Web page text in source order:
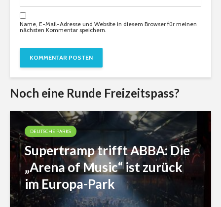
Name, E-Mail-Adresse und Website in diesem Browser für meinen
nächsten Kommentar speichern.
Noch eine Runde Freizeitspass?
DEUTSCHE PARKS
Supertramp trifft ABBA: Die
„Arena of Music“ ist zurück
im Europa-Park